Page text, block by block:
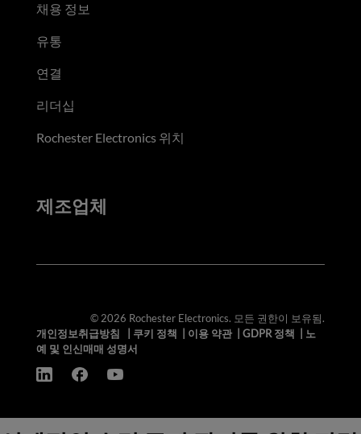
채용 정보
유통
연결
리더십
Rochester Electronics 위치
제조업체
© 2026 Rochester Electronics. 모든 권한이 보유됨.
개인정보취급방침
쿠키 정책 이용 약관| GDPR 정책
노
예 및 인신매매 성명서